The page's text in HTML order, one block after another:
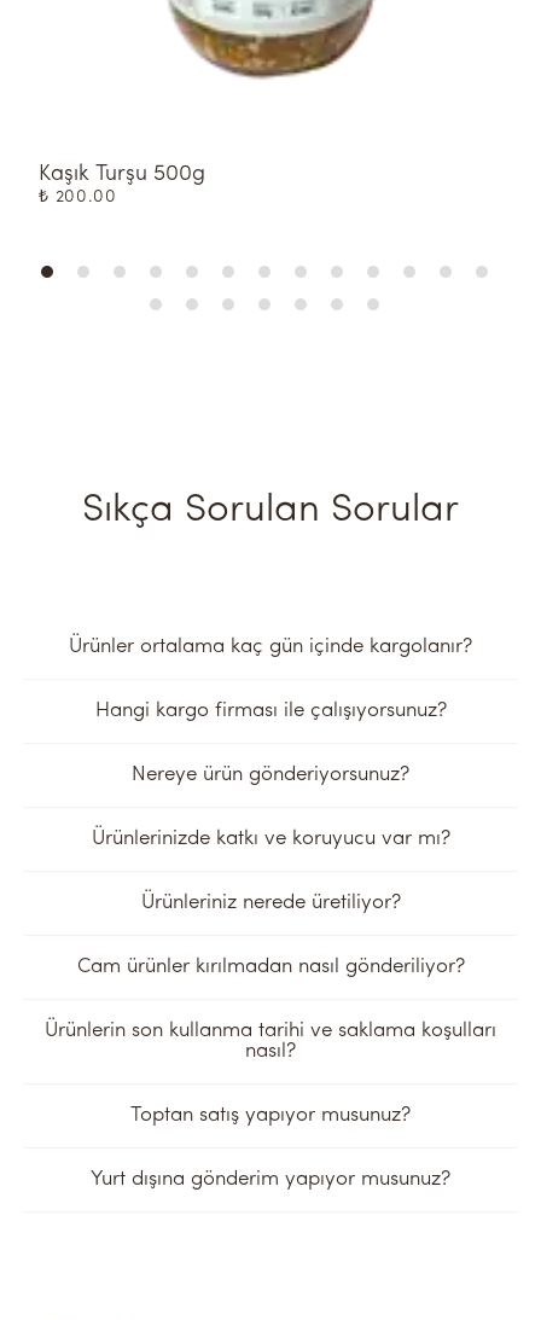
Kaşık Turşu 500g
₺ 200.00
Sıkça Sorulan Sorular
Ürünler ortalama kaç gün içinde kargolanır?
Hangi kargo firması ile çalışıyorsunuz?
Nereye ürün gönderiyorsunuz?
Ürünlerinizde katkı ve koruyucu var mı?
Ürünleriniz nerede üretiliyor?
Cam ürünler kırılmadan nasıl gönderiliyor?
Ürünlerin son kullanma tarihi ve saklama koşulları
nasıl?
Toptan satış yapıyor musunuz?
Yurt dışına gönderim yapıyor musunuz?